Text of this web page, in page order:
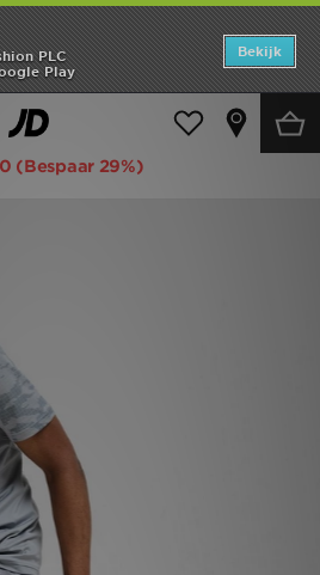
PLC
Play
Bekijk
Sportkleding
Shorts
(Bespaar 29%)